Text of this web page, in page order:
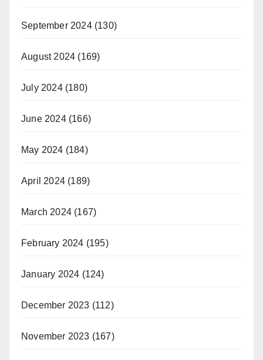
September 2024(130)
August 2024 (169)
July 2024(180)
June 2024(166)
May 2024 (184)
April 2024 (189)
March 2024 (167)
February 2024 (195)
January 2024 (124)
December 2023 (112)
November 2023 (167)